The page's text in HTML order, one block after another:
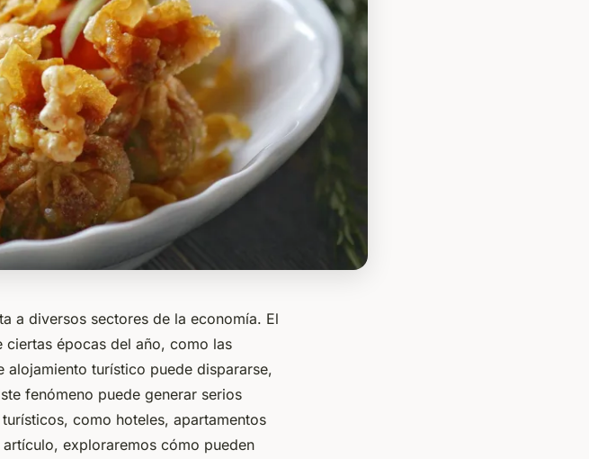
a diversos sectores de la economía. El
ciertas épocas del año, como las
turístico puede dispararse,
fenómeno puede generar serios
como hoteles, apartamentos
exploraremos cómo pueden